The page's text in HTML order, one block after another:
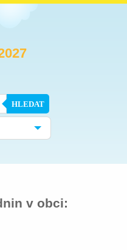
HLEDAT
v obci: